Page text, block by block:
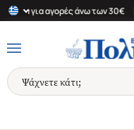
για αγορές άνω των 30€